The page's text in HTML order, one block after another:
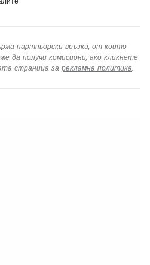
партньорски връзки, от които
да получи комисиони, ако кликнете
страница за рекламна политика.